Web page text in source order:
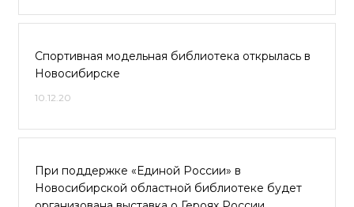
Спортивная модельная библиотека открылась в
Новосибирске
10.12.20
При поддержке «Единой России» в
Новосибирской областной библиотеке будет